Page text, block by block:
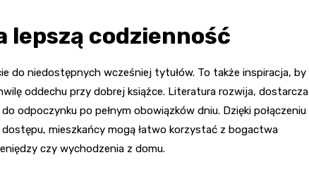
lepszą codzienność
do niedostępnych wcześniej tytułów. To także inspiracja, by
oddechu przy dobrej książce. Literatura rozwija, dostarcza
odpoczynku po pełnym obowiązków dniu. Dzięki połączeniu
mieszkańcy mogą łatwo korzystać z bogactwa
czy wychodzenia z domu.